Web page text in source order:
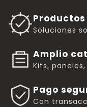
Soluciones
Amplio
Kits,
Pago
Con